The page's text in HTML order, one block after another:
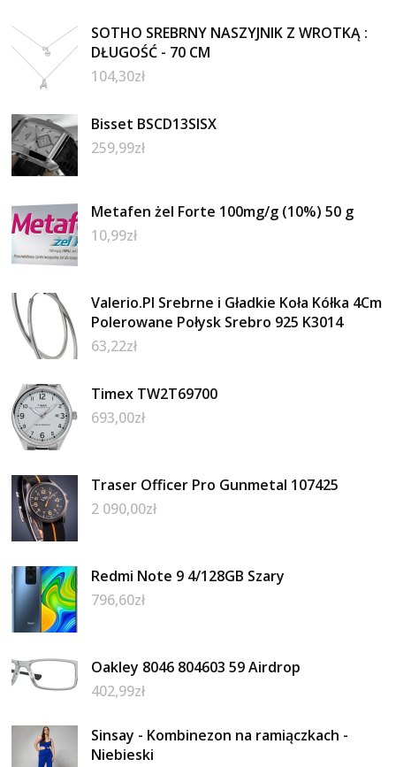
SOTHO SREBRNY NASZYJNIK Z WROTKĄ :
DŁUGOŚĆ - 70 CM
104,30zł
Bisset BSCD13SISX
259,99zł
Metafen żel Forte 100mg/g (10%) 50 g
10,99zł
Valerio.Pl Srebrne i Gładkie Koła Kółka 4Cm
Polerowane Połysk Srebro 925 K3014
63,22zł
Timex TW2T69700
693,00zł
Traser Officer Pro Gunmetal 107425
2 090,00zł
Redmi Note 9 4/128GB Szary
796,60zł
Oakley 8046 804603 59 Airdrop
402,99zł
Sinsay - Kombinezon na ramiączkach -
Niebieski